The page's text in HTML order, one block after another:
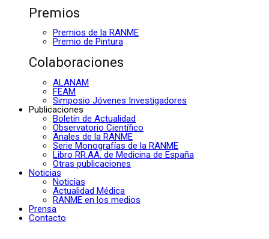
Premios
Premios de la RANME
Premio de Pintura
Colaboraciones
ALANAM
FEAM
Simposio Jóvenes Investigadores
Publicaciones
Boletín de Actualidad
Observatorio Científico
Anales de la RANME
Serie Monografías de la RANME
Libro RR.AA. de Medicina de España
Otras publicaciones
Noticias
Noticias
Actualidad Médica
RANME en los medios
Prensa
Contacto